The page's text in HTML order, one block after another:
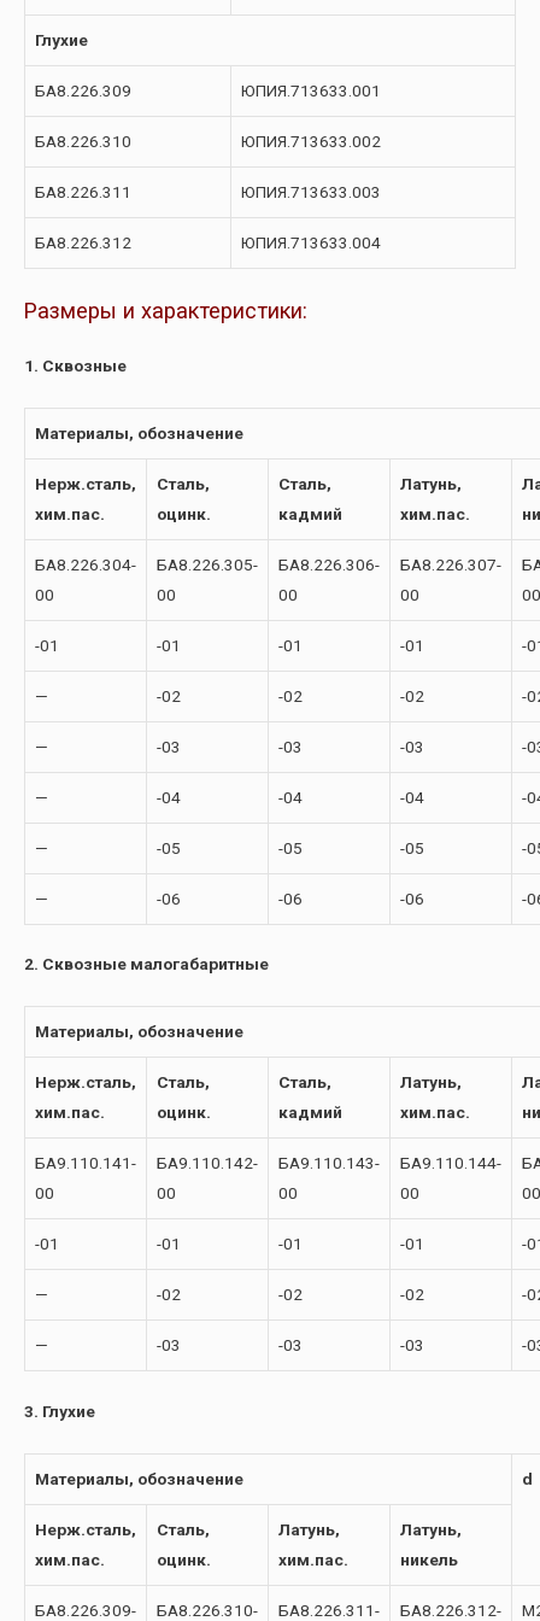
Глухие
БА8.226.309 ЮПИЯ.713633.001
БА8.226.310 ЮПИЯ.713633.002
БА8.226.311 ЮПИЯ.713633.003
БА8.226.312 ЮПИЯ.713633.004
Размеры и характеристики:
1. Сквозные
Материалы, обозначение
Нерж.сталь,
хим.пас.
Сталь,
оцинк.
Сталь,
кадмий
Латунь,
хим.пас.
БА8.226.304-
00
БА8.226.305-
00
БА8.226.306-
00
БА8.226.307-
00
00
-01 -01 -01 -01 -
— -02 -02 -02 -
— -03 -03 -03 -
— -04 -04 -04 -
— -05 -05 -05 -
— -06 -06 -06 -
2. Сквозные малогабаритные
Материалы, обозначение
Нерж.сталь,
хим.пас.
Сталь,
оцинк.
Сталь,
кадмий
Латунь,
хим.пас.
БА9.110.141-
00
БА9.110.142-
00
БА9.110.143-
00
БА9.110.144-
00
00
-01 -01 -01 -01 -
— -02 -02 -02 -
— -03 -03 -03 -
3. Глухие
Материалы, обозначение d
Нерж.сталь,
хим.пас.
Сталь,
оцинк.
Латунь,
хим.пас.
Латунь,
никель
БА8.226.309-
БА8.226.310-
БА8.226.311-
БА8.226.312-